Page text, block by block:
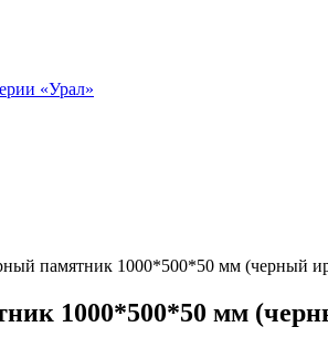
«Урал»
памятник 1000*500*50 мм (черный
1000*500*50 мм